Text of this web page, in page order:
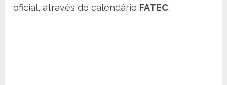
oficial, através do calendário FATEC.